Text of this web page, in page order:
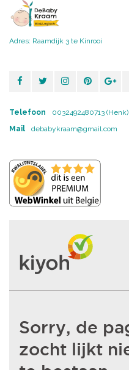
Adres: Raamdijk 3 te Kinrooi
Telefoon
0032492480713 (Henk)
Mail
debabykraam@gmail.com